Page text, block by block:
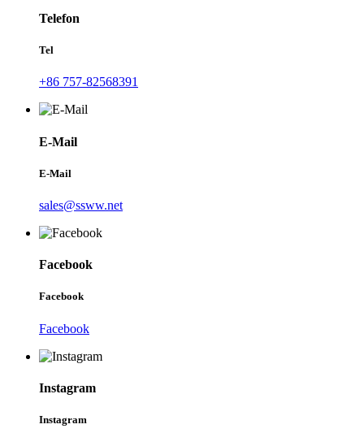
Telefon
Tel
+86 757-82568391
E-Mail
E-Mail
sales@ssww.net
Facebook
Facebook
Facebook
Instagram
Instagram